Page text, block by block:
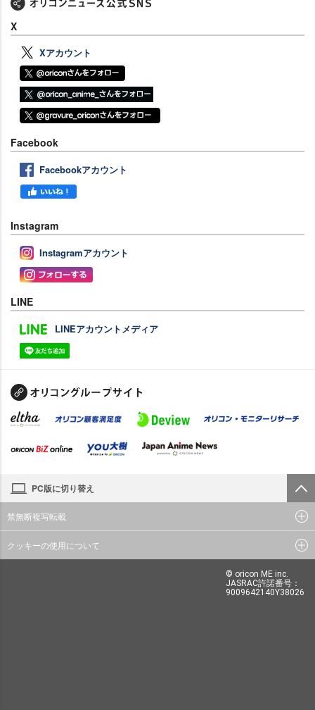
X
Xアカウント
Facebook
Facebookアカウント
Instagram
Instagramアカウント
LINE
LINEアカウントメディア
PC版に切り替え
禁無断複写転載
クッキーの使用について
© oricon ME inc.
JASRAC許諾番号：
9009642140Y38026